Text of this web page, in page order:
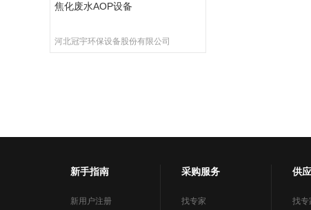
焦化废水AOP设备
河北冠宇环保设备股份有限公司
新手指南
新用户注册
采购服务
找专家
供
找专